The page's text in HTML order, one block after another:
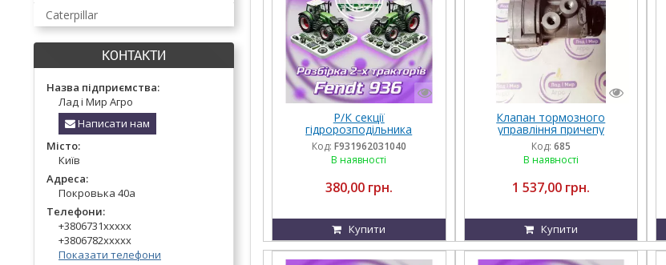
Р/К секції
гідророзподільника
F931962031040
Код: F931962031040
В наявності
380,00 грн.
Купити
Клапан тормозного
управління причепу
9730090100, AC597A,
WA03032 Fendt
Код: 685
В наявності
1 537,00 грн.
Купити
Caterpillar
КОНТАКТИ
Назва підприємства:
Лад і Мир Агро
Написати нам
Місто:
Київ
Адреса:
Покровька 40а
Телефони:
+3806731xxxxx
+3806782xxxxx
Показати телефони